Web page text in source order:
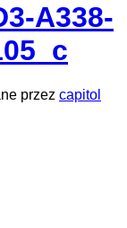
A338-
przez capitol